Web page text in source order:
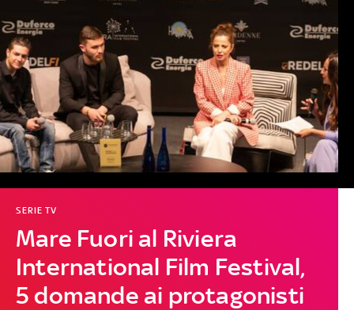
Mare Fuori al Riviera
International Film Festival,
5 domande ai protagonisti
SERIE TV